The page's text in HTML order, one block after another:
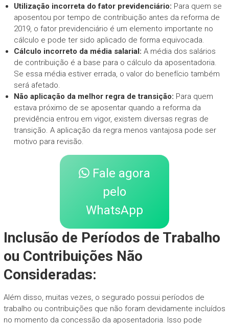
Utilização incorreta do fator previdenciário: Para quem se
aposentou por tempo de contribuição antes da reforma de
2019, o fator previdenciário é um elemento importante no
cálculo e pode ter sido aplicado de forma equivocada.
Cálculo incorreto da média salarial: A média dos salários
de contribuição é a base para o cálculo da aposentadoria.
Se essa média estiver errada, o valor do benefício também
será afetado.
Não aplicação da melhor regra de transição: Para quem
estava próximo de se aposentar quando a reforma da
previdência entrou em vigor, existem diversas regras de
transição. A aplicação da regra menos vantajosa pode ser
motivo para revisão.
Fale agora
pelo
WhatsApp
Inclusão de Períodos de Trabalho
ou Contribuições Não
Consideradas:
Além disso, muitas vezes, o segurado possui períodos de
trabalho ou contribuições que não foram devidamente incluídos
no momento da concessão da aposentadoria. Isso pode